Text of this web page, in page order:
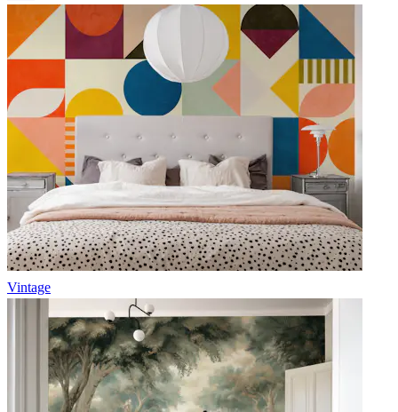
Vintage